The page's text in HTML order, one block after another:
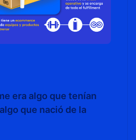
era algo que tenían
que nació de la